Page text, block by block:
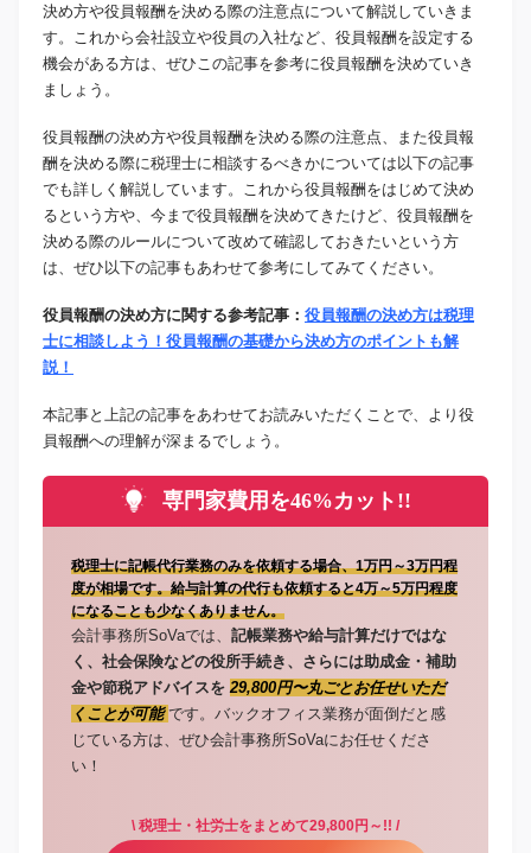
決め方や役員報酬を決める際の注意点について解説していきま
す。これから会社設立や役員の入社など、役員報酬を設定する
機会がある方は、ぜひこの記事を参考に役員報酬を決めていき
ましょう。
役員報酬の決め方や役員報酬を決める際の注意点、また役員報
酬を決める際に税理士に相談するべきかについては以下の記事
でも詳しく解説しています。これから役員報酬をはじめて決め
るという方や、今まで役員報酬を決めてきたけど、役員報酬を
決める際のルールについて改めて確認しておきたいという方
は、ぜひ以下の記事もあわせて参考にしてみてください。
役員報酬の決め方に関する参考記事： 役員報酬の決め方は税理
士に相談しよう！役員報酬の基礎から決め方のポイントも解
説！
本記事と上記の記事をあわせてお読みいただくことで、より役
員報酬への理解が深まるでしょう。
専門家費用を46%カット!!
税理士に記帳代行業務のみを依頼する場合、1万円～3万円程
度が相場です。給与計算の代行も依頼すると4万～5万円程度
になることも少なくありません。
会計事務所SoVaでは、 記帳業務や給与計算だけではな
く、社会保険などの役所手続き、さらには助成金・補助
金や節税アドバイスを29,800円〜丸ごとお任せいただ
くことが可能です。バックオフィス業務が面倒だと感
じている方は、ぜひ会計事務所SoVaにお任せくださ
い！
\ 税理士・社労士をまとめて29,800円～!! /